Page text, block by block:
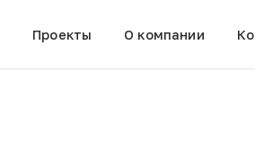
Проекты О компании